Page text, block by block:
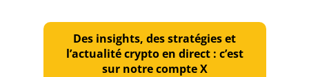
Indicateurs techniques
Des insights, des stratégies et
l’actualité crypto en direct : c’est
sur notre compte X